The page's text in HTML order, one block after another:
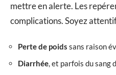
mettre en alerte. Les
complications. Soyez
Perte de poids sans raison
Diarrhée, et parfois du sang